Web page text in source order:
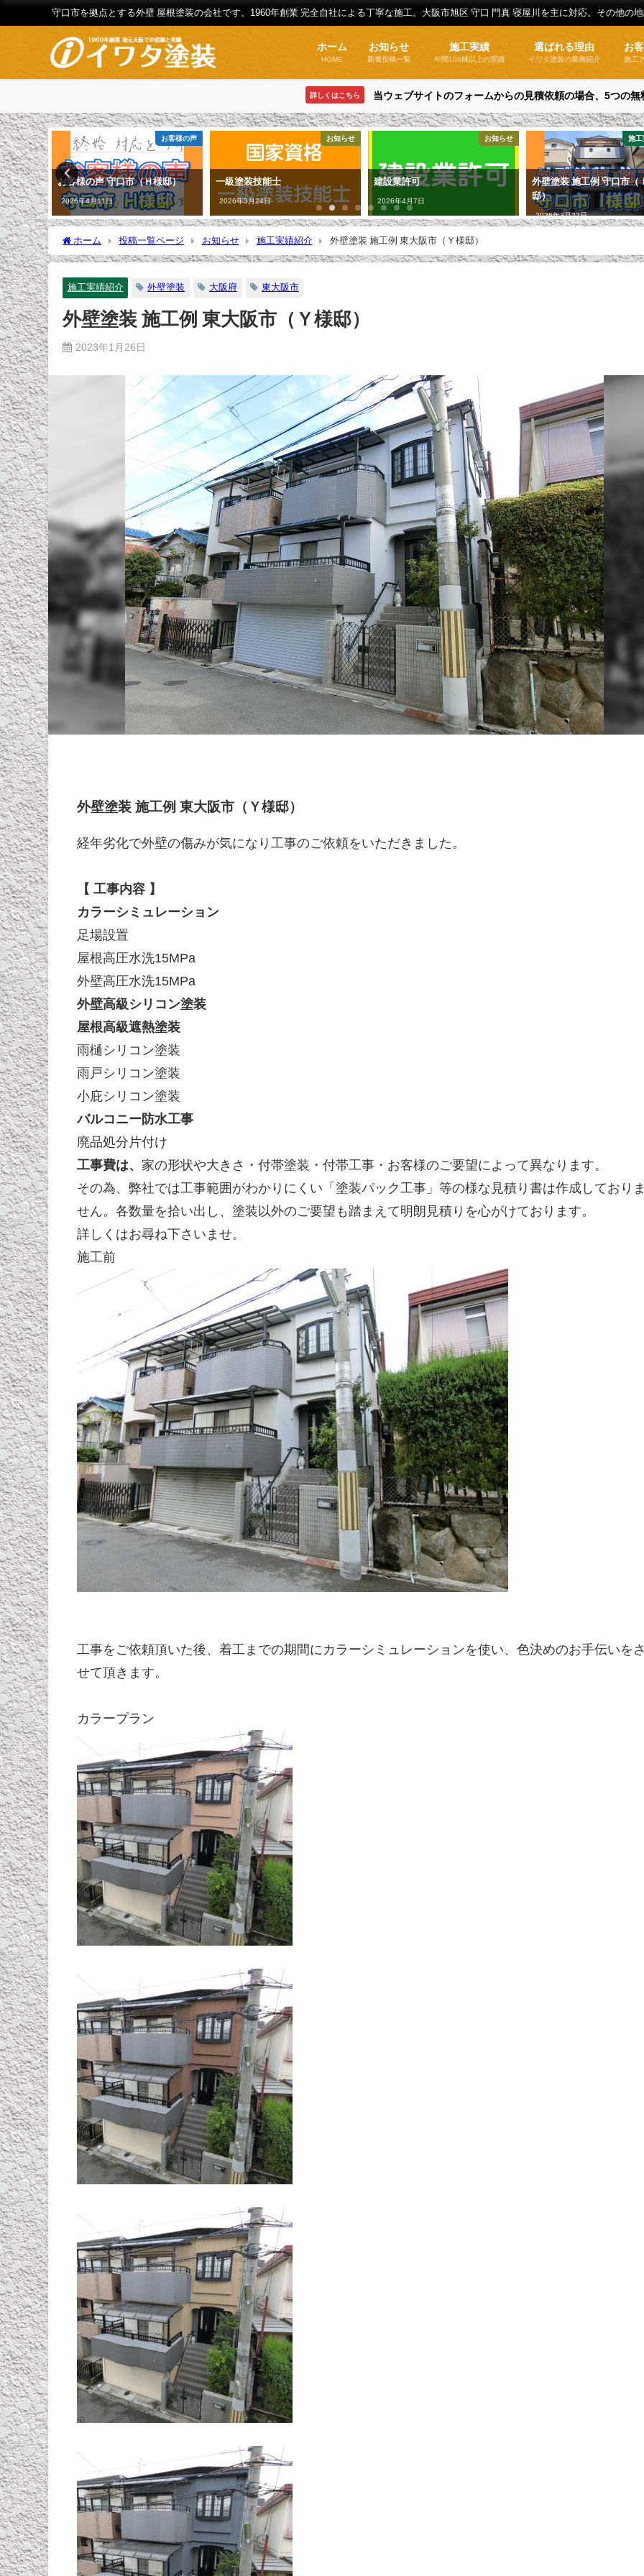
守口市を拠点とする外壁 屋根塗装の会社です。1960年創業 完全自社による丁寧な施工。大阪市旭区 守口 門真 寝屋川を主に対応。その他の
ホーム
HOME
お知らせ
新着投稿一覧
施工実績
年間100棟以上の実績
選ばれる理由
イワタ塗装の業務紹介
お
施工
詳しくはこちら 当ウェブサイトのフォームからの見積依頼の場合、5つの無
工実績紹介
（Ｙ様
お客様の声
お客様の声 守口市（Ｈ様邸）
2026年4月11日
お知らせ
一級塗装技能士
2026年3月24日
お知らせ
建設業許可
2026年4月7日
施工
外壁塗装 施工例 守口市（
邸）
2026年3月22日
ホーム 投稿一覧ページ お知らせ 施工実績紹介 外壁塗装 施工例 東大阪市（Ｙ様邸）
施工実績紹介 外壁塗装 大阪府 東大阪市
外壁塗装 施工例 東大阪市（Ｙ様邸）
2023年1月26日
外壁塗装 施工例 東大阪市（Ｙ様邸）
経年劣化で外壁の傷みが気になり工事のご依頼をいただきました。
【 工事内容 】
カラーシミュレーション
足場設置
屋根高圧水洗15MPa
外壁高圧水洗15MPa
外壁高級シリコン塗装
屋根高級遮熱塗装
雨樋シリコン塗装
雨戸シリコン塗装
小庇シリコン塗装
バルコニー防水工事
廃品処分片付け
工事費は、 家の形状や大きさ・付帯塗装・付帯工事・お客様のご要望によって異なります。
その為、弊社では工事範囲がわかりにくい「塗装パック工事」等の様な見積り書は作成しており
せん。各数量を拾い出し、塗装以外のご要望も踏まえて明朗見積りを心がけております。
詳しくはお尋ね下さいませ。
施工前
工事をご依頼頂いた後、着工までの期間にカラーシミュレーションを使い、色決めのお手伝いを
せて頂きます。
カラープラン